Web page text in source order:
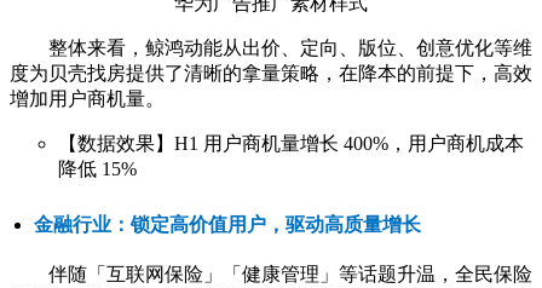
整体来看，鲸鸿动能从出价、定向、版位、创意优化等维
度为贝壳找房提供了清晰的拿量策略，在降本的前提下，高效
增加用户商机量。
【数据效果】H1 用户商机量增长 400%，用户商机成本
降低 15%
金融行业：锁定高价值用户，驱动高质量增长
伴随「互联网保险」「健康管理」等话题升温，全民保险